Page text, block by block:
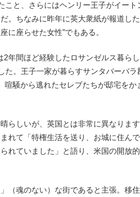
こと、さらにはヘンリー王子がイート
。ちなみに昨年に英大衆紙が報道した
に座らせた女性”でもある。
年間ほど経験したロサンゼルス暮らし
た。王子一家が暮らすサンタバーバラ
騒から逃れたセレブたちが邸宅をか
らしいが、英国とは非常に異なりま
れて「特権生活を送り、お城に住ん
れていました」と語り、米国の開放
（魂のない）な街であると主張。移